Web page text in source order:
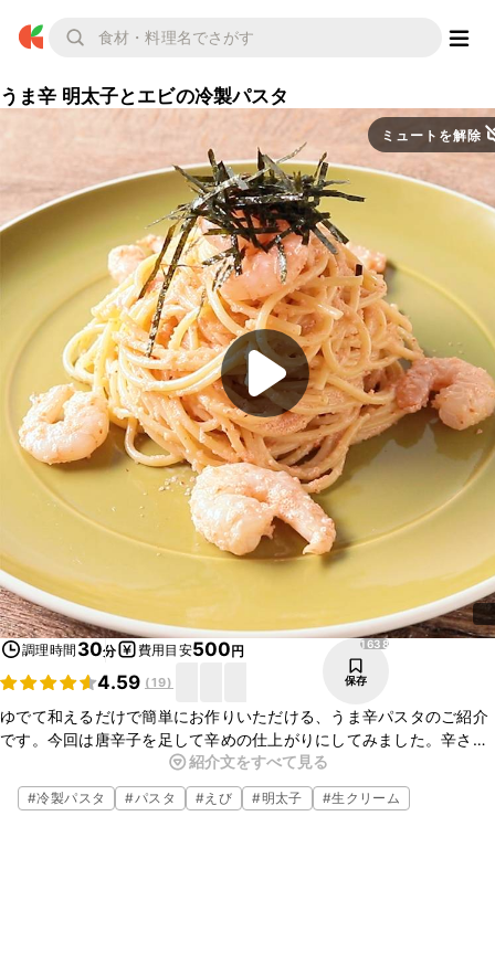
うま辛 明太子とエビの冷製パスタ
ミュートを解除
調理時間 30分 費用目安500円
4.59 (19)
1638
保存
ゆでて和えるだけで簡単にお作りいただける、うま辛パスタのご紹介
です。今回は唐辛子を足して辛めの仕上がりにしてみました。辛さが
苦手な方は、一味唐辛子を抜いていただいてもおいしく召し上がって
いただけますよ。この機会にぜひ作ってみてくださいね。
紹介文をすべて見る
#冷製パスタ #パスタ #えび #明太子 #生クリーム